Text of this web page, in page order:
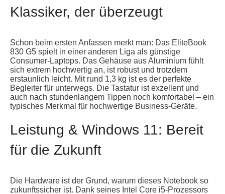
Klassiker, der überzeugt
Schon beim ersten Anfassen merkt man: Das EliteBook
830 G5 spielt in einer anderen Liga als günstige
Consumer-Laptops. Das Gehäuse aus Aluminium fühlt
sich extrem hochwertig an, ist robust und trotzdem
erstaunlich leicht. Mit rund 1,3 kg ist es der perfekte
Begleiter für unterwegs. Die Tastatur ist exzellent und
auch nach stundenlangem Tippen noch komfortabel – ein
typisches Merkmal für hochwertige Business-Geräte.
Leistung & Windows 11: Bereit
für die Zukunft
Die Hardware ist der Grund, warum dieses Notebook so
zukunftssicher ist. Dank seines Intel Core i5-Prozessors